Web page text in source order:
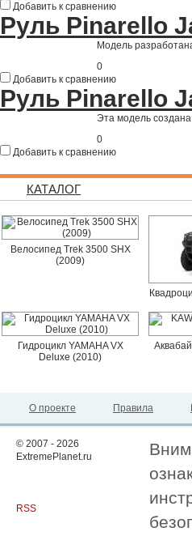
Добавить к сравнению
Руль Pinarello
Модель
0
Добавить к сравнению
Руль Pinarello
Эта модель
0
Добавить к сравнению
КАТАЛОГ
Велосипед Trek 3500 SHX
(2009)
Гидроцикл YAMAHA VX
Deluxe (2010)
О проекте Правила
© 2007 - 2026
ExtremePlanet.ru
RSS